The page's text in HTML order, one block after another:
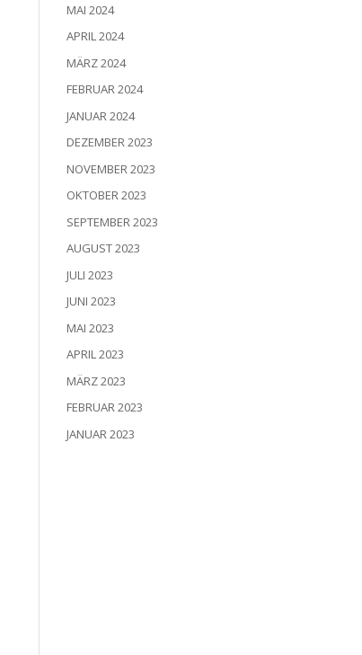
MAI 2024
APRIL 2024
MÄRZ 2024
FEBRUAR 2024
JANUAR 2024
DEZEMBER 2023
NOVEMBER 2023
OKTOBER 2023
SEPTEMBER 2023
AUGUST 2023
JULI 2023
JUNI 2023
MAI 2023
APRIL 2023
MÄRZ 2023
FEBRUAR 2023
JANUAR 2023